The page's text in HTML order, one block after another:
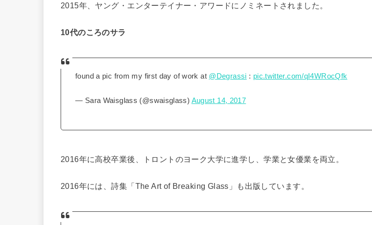
2015年、ヤング・エンターテイナー・アワードにノミネートされました。
10代のころのサラ
found a pic from my first day of work at @Degrassi : pic.twitter.com/qI4WRocQfk
— Sara Waisglass (@swaisglass) August 14, 2017
2016年に高校卒業後、トロントのヨーク大学に進学し、学業と女優業を両立。
2016年には、詩集「The Art of Breaking Glass」も出版しています。